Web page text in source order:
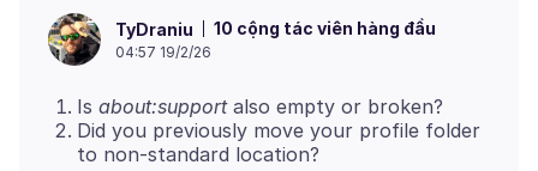
TyDraniu 10 cộng tác viên hàng đầu
04:57 19/2/26
Is about:supportalso empty or broken?
Did you previously move your profile folder
to non-standard location?